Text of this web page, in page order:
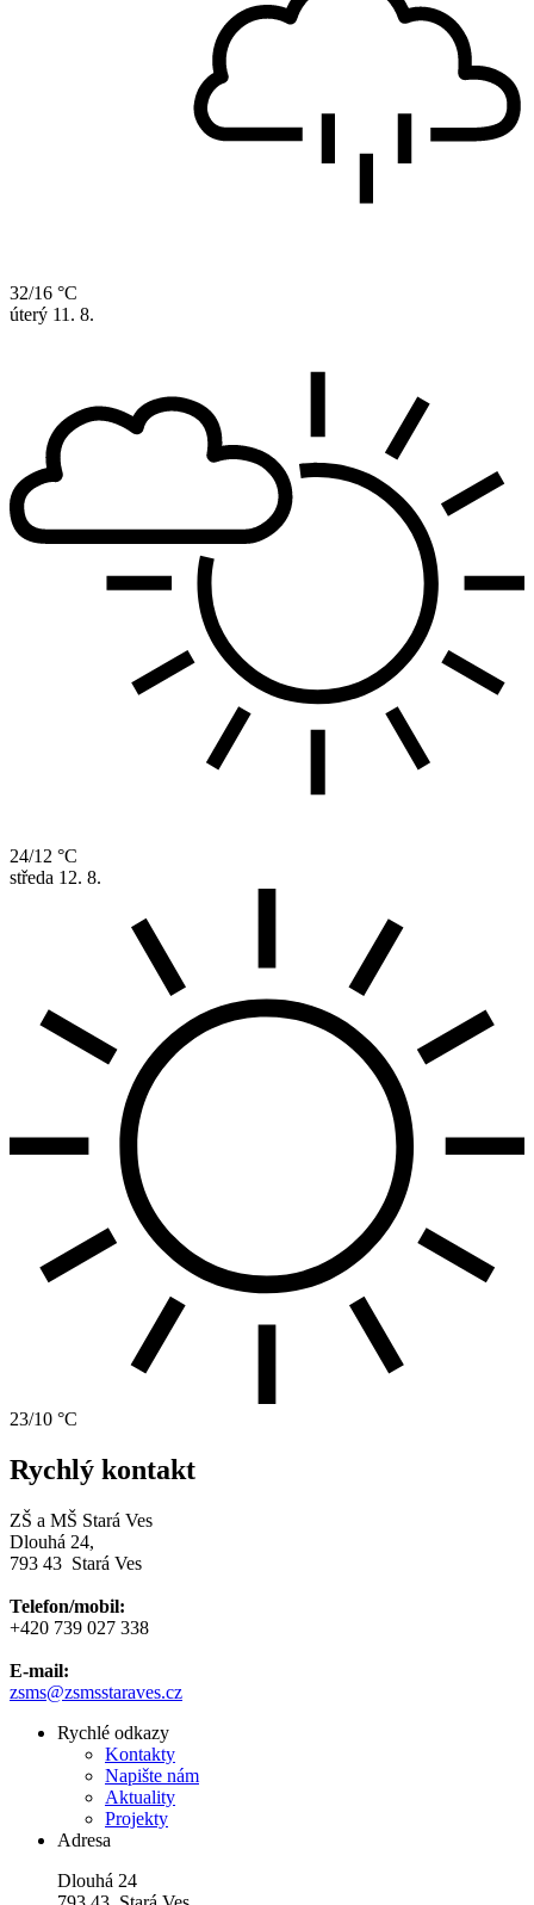
32/16 °C
úterý 11. 8.
24/12 °C
středa 12. 8.
23/10 °C
Rychlý kontakt
ZŠ a MŠ Stará Ves
Dlouhá 24,
793 43 Stará Ves
Telefon/mobil:
+420 739 027 338
E-mail:
zsms@zsmsstaraves.cz
Rychlé odkazy
Kontakty
Napište nám
Aktuality
Projekty
Adresa
Dlouhá 24